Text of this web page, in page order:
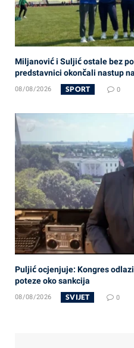
Miljanović i Suljić ostale bez
predstavnici okončali nastup
08/08/2026 SPORT 0
Puljić ocjenjuje: Kongres
poteze oko sankcija
08/08/2026 SVIJET 0